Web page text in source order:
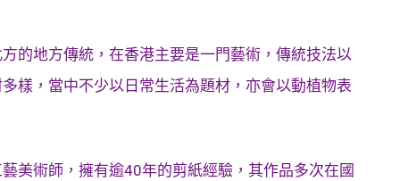
的地方傳統，在香港主要是一門藝術，傳統技法以
樣，當中不少以日常生活為題材，亦會以動植物表
美術師，擁有逾40年的剪紙經驗，其作品多次在國